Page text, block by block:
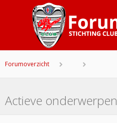
Forumoverzicht
Actieve onderwerpen